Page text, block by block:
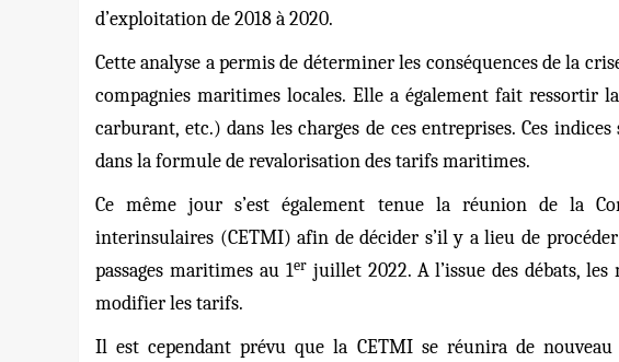
d’exploitation de 2018 à 2020.
Cette analyse a permis de déterminer les conséquences de la
compagnies maritimes locales. Elle a également fait ressortir
carburant, etc.) dans les charges de ces entreprises. Ces
dans la formule de revalorisation des tarifs maritimes.
Ce même jour s’est également tenue la réunion de la
interinsulaires (CETMI) afin de décider s’il y a lieu de
passages maritimes au 1erjuillet 2022. A l’issue des débats,
modifier les tarifs.
Il est cependant prévu que la CETMI se réunira de